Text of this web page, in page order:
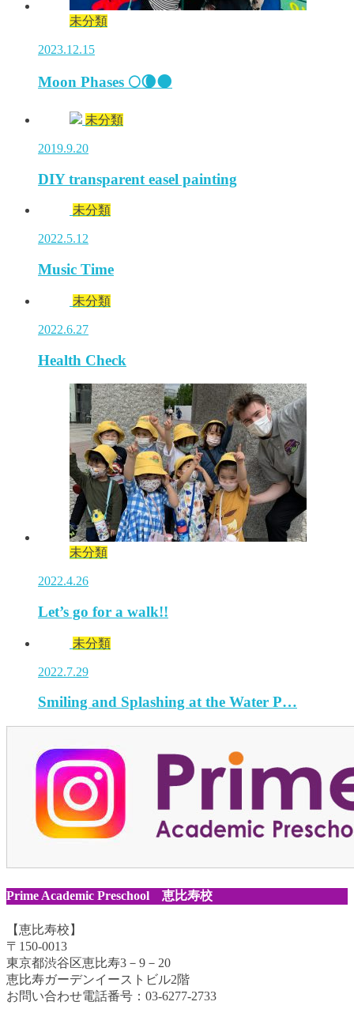
未分類
2023.12.15
Moon Phases 🌕🌘🌑
未分類
2019.9.20
DIY transparent easel painting
未分類
2022.5.12
Music Time
未分類
2022.6.27
Health Check
未分類
2022.4.26
Let’s go for a walk!!
未分類
2022.7.29
Smiling and Splashing at the Water P…
Prime Academic Preschool 恵比寿校
【恵比寿校】
〒150-0013
東京都渋谷区恵比寿3－9－20
恵比寿ガーデンイーストビル2階
お問い合わせ電話番号：03-6277-2733